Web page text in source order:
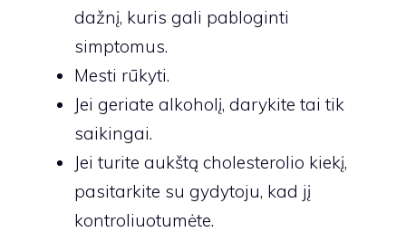
dažnį, kuris gali pabloginti
simptomus.
Mesti rūkyti.
Jei geriate alkoholį, darykite tai tik
saikingai.
Jei turite aukštą cholesterolio kiekį,
pasitarkite su gydytoju, kad jį
kontroliuotumėte.